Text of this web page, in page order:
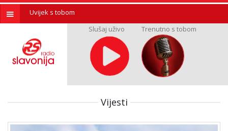
Uvijek s tobom
Slušaj uživo
Trenutno s tobom
Vijesti